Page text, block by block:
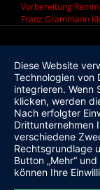
Vorbereitung
Franz Grammann
Diese Website
Technologien von
integrieren. Wenn
klicken, werden
Nach erfolgter
Drittunternehmen
verschiedene
Rechtsgrundlage
Button „Mehr“
können Ihre